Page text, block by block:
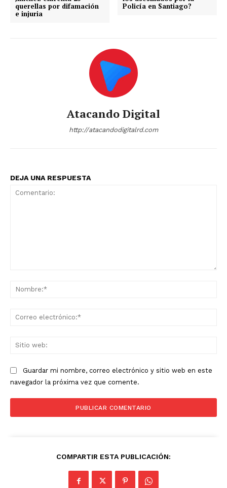
querellas por difamación
e injuria
Policía en Santiago?
Atacando Digital
http://atacandodigitalrd.com
DEJA UNA RESPUESTA
Guardar mi nombre, correo electrónico y sitio web en este
navegador la próxima vez que comente.
COMPARTIR ESTA PUBLICACIÓN: